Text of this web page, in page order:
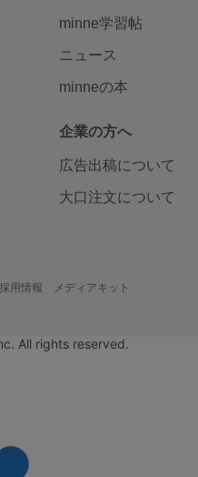
minne学習帖
ニュース
minneの本
企業の方へ
広告出稿について
大口注文について
採用情報 メディアキット
All rights reserved.